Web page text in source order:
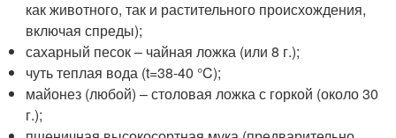
как животного, так и растительного происхождения,
включая спреды);
сахарный песок – чайная ложка (или 8 г.);
чуть теплая вода (t=38-40 °C);
майонез (любой) – столовая ложка с горкой (около 30
г.);